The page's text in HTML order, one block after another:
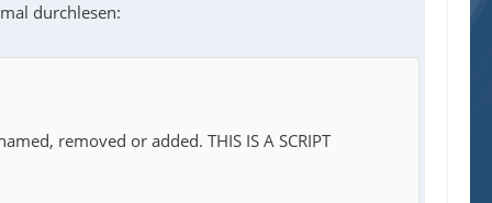
durchlesen:
removed or added. THIS IS A SCRIPT